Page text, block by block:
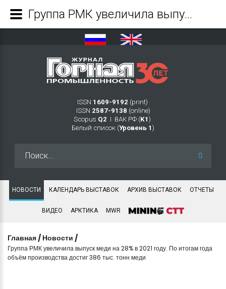
ISSN 1609-9192 (print)
ISSN 2587-9138 (online)
Scopus Q2 Ι ВАК РФ (K1 )
Белый список (Уровень 1 )
НОВОСТИ КАЛЕНДАРЬ ВЫСТАВОК АРХИВ ВЫСТАВОК ОТЧЕТЫ
ВИДЕО АРКТИКА MWR
Главная / Новости /
Группа РМК увеличила выпуск меди на 28% в 2021 году. По итогам года
объём производства достиг 386 тыс. тонн меди
Группа РМК увеличила выпуск меди на 28% в 2021 году. По итогам года объём производства достиг 386 тыс. тонн меди - Журнал Горная промышленность